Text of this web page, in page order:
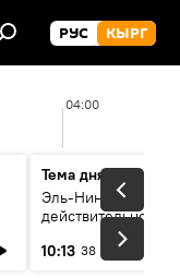
РУС КЫРГ
04:00
Тема дня
Эль-Ниньо, жара и
действительно
погоду в
10:13 38 мин